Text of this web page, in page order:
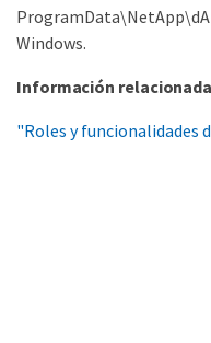
Windows.
Información relacionada
"Roles y funcionalidades